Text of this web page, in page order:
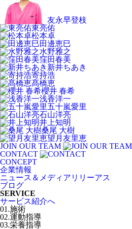
友永早登枝
東亮佑
松本卓
田邊恵巳
水野雅之
窪田春美
新井ちあき
寄持浩
髙橋恵
櫻井 春希
浅香洋一
五十嵐愛里
石山洋亮
井上知明
桑尾 大樹
望月友里恵
JOIN OUR TEAM
CONTACT
CONCEPT
企業情報
ニュース＆メディアリリーアス
ブログ
SERVICE
サービス紹介へ
01.施術
02.運動指導
03.栄養指導